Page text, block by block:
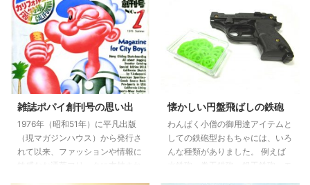
雑誌ポパイ創刊号の思い出
1976年（昭和51年）に平凡出版
（現マガジンハウス）から発行さ
れて以来、ファッションや情報に
懐かしい円盤飛ばしの鉄砲
わんぱく小僧の御用達アイテムと
しての鉄砲型おもちゃには、いろ
んな種類がありました。 例えば